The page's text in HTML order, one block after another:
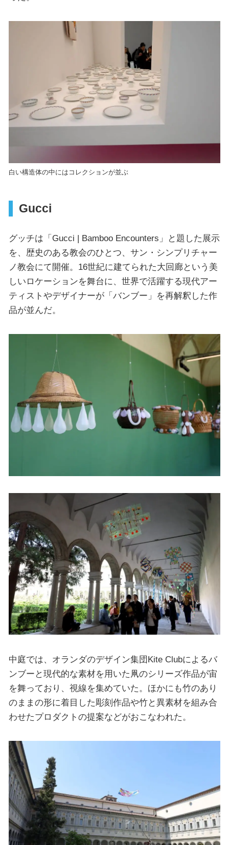
白い構造体の中にはコレクションが並ぶ
Gucci
グッチは「Gucci | Bamboo Encounters」と題した展示
を、歴史のある教会のひとつ、サン・シンプリチャー
ノ教会にて開催。16世紀に建てられた大回廊という美
しいロケーションを舞台に、世界で活躍する現代アー
ティストやデザイナーが「バンブー」を再解釈した作
品が並んだ。
中庭では、オランダのデザイン集団Kite Clubによるバ
ンブーと現代的な素材を用いた凧のシリーズ作品が宙
を舞っており、視線を集めていた。ほかにも竹のあり
のままの形に着目した彫刻作品や竹と異素材を組み合
わせたプロダクトの提案などがおこなわれた。